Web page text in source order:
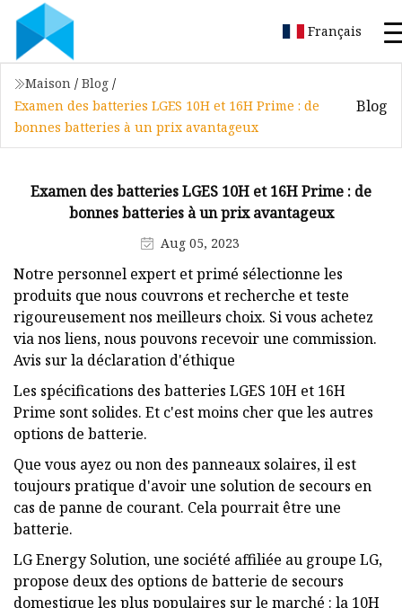
Français
Maison / Blog /
Examen des batteries LGES 10H et 16H Prime : de
bonnes batteries à un prix avantageux
Blog
Examen des batteries LGES 10H et 16H Prime : de
bonnes batteries à un prix avantageux
Aug 05, 2023
Notre personnel expert et primé sélectionne les
produits que nous couvrons et recherche et teste
rigoureusement nos meilleurs choix. Si vous achetez
via nos liens, nous pouvons recevoir une commission.
Avis sur la déclaration d'éthique
Les spécifications des batteries LGES 10H et 16H
Prime sont solides. Et c'est moins cher que les autres
options de batterie.
Que vous ayez ou non des panneaux solaires, il est
toujours pratique d'avoir une solution de secours en
cas de panne de courant. Cela pourrait être une
batterie.
LG Energy Solution, une société affiliée au groupe LG,
propose deux des options de batterie de secours
domestique les plus populaires sur le marché : la 10H